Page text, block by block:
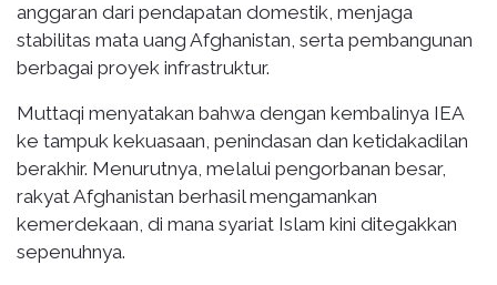
anggaran dari pendapatan domestik, menjaga
stabilitas mata uang Afghanistan, serta pembangunan
berbagai proyek infrastruktur.
Muttaqi menyatakan bahwa dengan kembalinya IEA
ke tampuk kekuasaan, penindasan dan ketidakadilan
berakhir. Menurutnya, melalui pengorbanan besar,
rakyat Afghanistan berhasil mengamankan
kemerdekaan, di mana syariat Islam kini ditegakkan
sepenuhnya.